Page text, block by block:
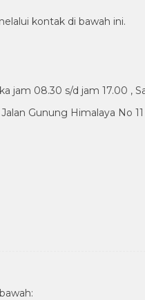
kontak di bawah ini.
jam 08.30 s/d jam 17.00 ,
Jalan Gunung Himalaya No